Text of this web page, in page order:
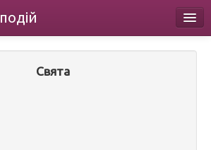
подій
Свята